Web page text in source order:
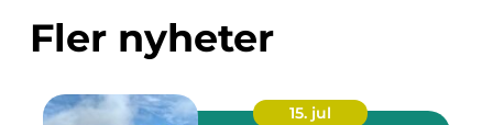
Fler nyheter
15. jul